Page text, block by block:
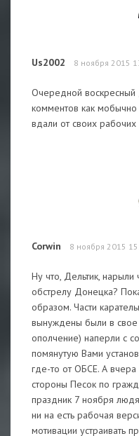
Us2002 8 ноября 2015
Очередной воскресный
комментов как
вдали от своих рабочих
Corwin 8 ноября 2015
Ну что, Дельтик,
обстрелу Донецка?
образом. Части
вынуждены были в свое
ополчение) наперли с
помянутую Вами
где-то от ОБСЕ. А вчера
стороны Песок по
праздник 7 ноября
ни на есть рабочая
мотивации устраивать